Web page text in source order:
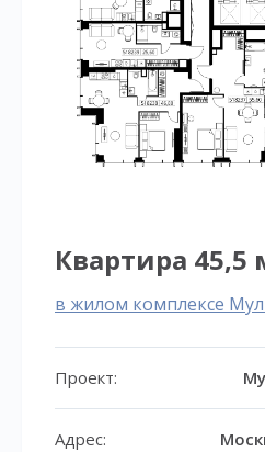
Квартира 45,5
в жилом комплексе
Проект:
Адрес: